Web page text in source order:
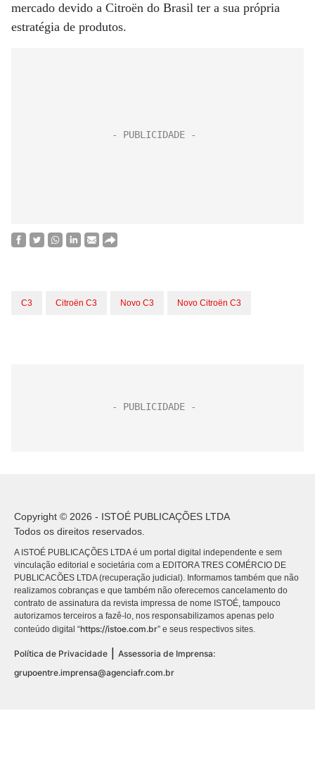
mercado devido a Citroën do Brasil ter a sua própria
estratégia de produtos.
C3 Citroën C3 Novo C3 Novo Citroën C3
Copyright © 2026 - ISTOÉ PUBLICAÇÕES LTDA
Todos os direitos reservados.
A ISTOÉ PUBLICAÇÕES LTDA é um portal digital independente e sem
vinculação editorial e societária com a EDITORA TRES COMÉRCIO DE
PUBLICACÕES LTDA (recuperação judicial). Informamos também que não
realizamos cobranças e que também não oferecemos cancelamento do
contrato de assinatura da revista impressa de nome ISTOÉ, tampouco
autorizamos terceiros a fazê-lo, nos responsabilizamos apenas pelo
conteúdo digital “https://istoe.com.br” e seus respectivos sites.
Política de Privacidade
Assessoria de Imprensa:
grupoentre.imprensa@agenciafr.com.br